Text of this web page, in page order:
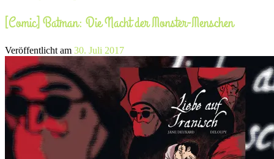
[Comic] Batman: Die Nacht der Monster-Menschen
Veröffentlicht am 30. Juli 2017